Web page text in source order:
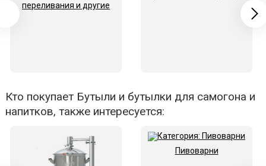
переливания и другие
Кто покупает Бутыли и бутылки для самогона и
напитков, также интересуется:
Пивоварни